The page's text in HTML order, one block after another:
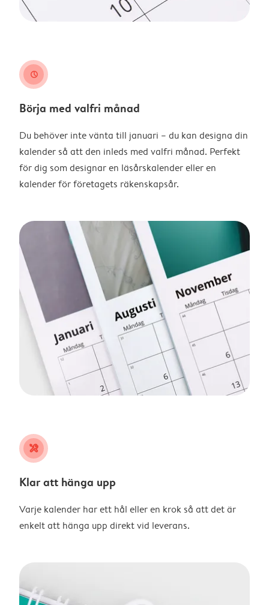
clock
Börja med valfri månad
Du behöver inte vänta till januari – du kan designa din
kalender så att den inleds med valfri månad. Perfekt
för dig som designar en läsårskalender eller en
kalender för företagets räkenskapsår.
tools
Klar att hänga upp
Varje kalender har ett hål eller en krok så att det är
enkelt att hänga upp direkt vid leverans.